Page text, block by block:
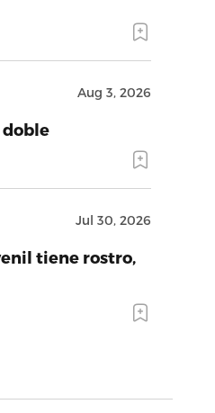
Aug 3, 2026
doble
Jul 30, 2026
tiene rostro,